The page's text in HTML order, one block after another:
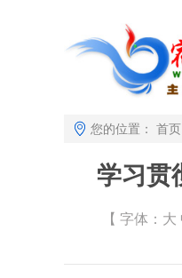
您的位置： 首页
学习贯
【 字体： 大